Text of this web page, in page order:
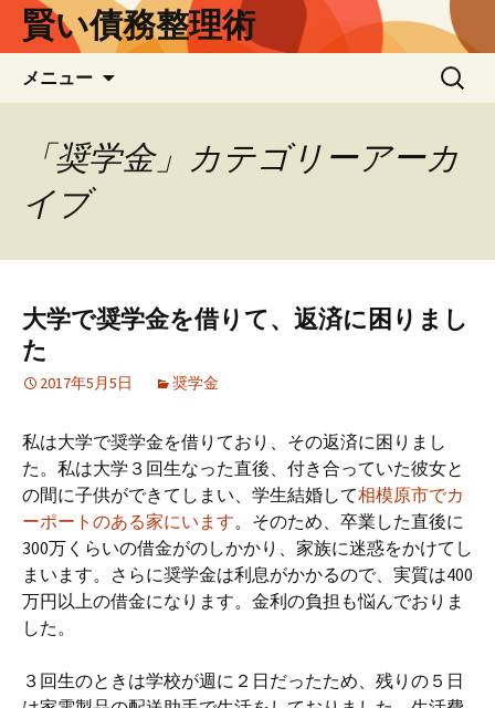
賢い債務整理術
メニュー
ン
ツ
プ
検
「奨学金」カテゴリーアーカ
イブ
大学で奨学金を借りて、返済に困りまし
た
2017年5月5日 奨学金
私は大学で奨学金を借りており、その返済に困りまし
た。私は大学３回生なった直後、付き合っていた彼女と
の間に子供ができてしまい、学生結婚して相模原市でカ
ーポートのある家にいます。そのため、卒業した直後に
300万くらいの借金がのしかかり、家族に迷惑をかけてし
まいます。さらに奨学金は利息がかかるので、実質は400
万円以上の借金になります。金利の負担も悩んでおりま
した。
３回生のときは学校が週に２日だったため、残りの５日